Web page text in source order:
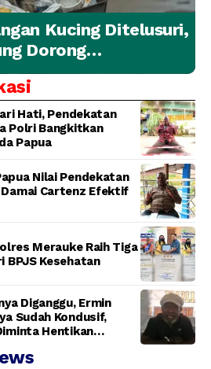
Kucing Ditelusuri,
Dorong
yang
Hati, Pendekatan
Polri Bangkitkan
Papua
Nilai Pendekatan
Cartenz Efektif
Merauke Raih Tiga
BPJS Kesehatan
Diganggu, Ermin
Sudah Kondusif,
Hentikan